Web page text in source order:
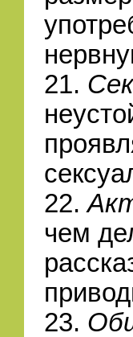
21.
22.
чем
23.